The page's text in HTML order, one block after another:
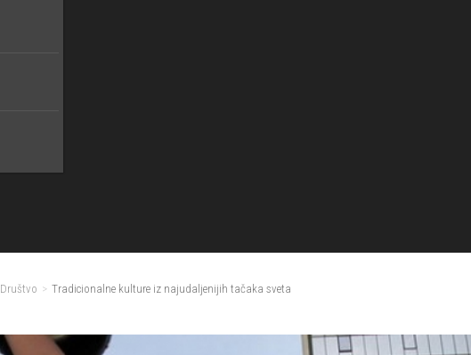
Društvo Tradicionalne kulture iz najudaljenijih tačaka sveta